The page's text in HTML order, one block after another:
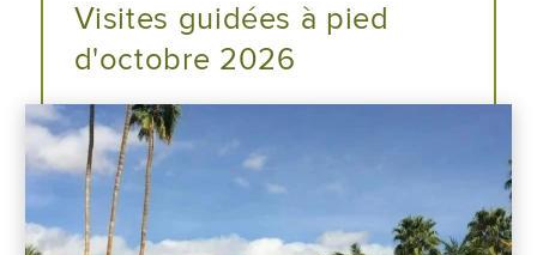
Visites guidées à pied
d'octobre 2026